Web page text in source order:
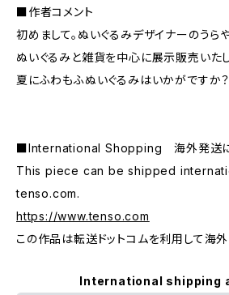
■作者コメント
初めまして。ぬいぐるみデザイナーのうら
ぬいぐるみと雑貨を中心に展示販売いたし
夏にふわもふぬいぐるみはいかがですか？
■International Shopping 海外発送に
This piece can be shipped
tenso.com.
https://www.tenso.com
この作品は転送ドットコムを利用して海
International shipping